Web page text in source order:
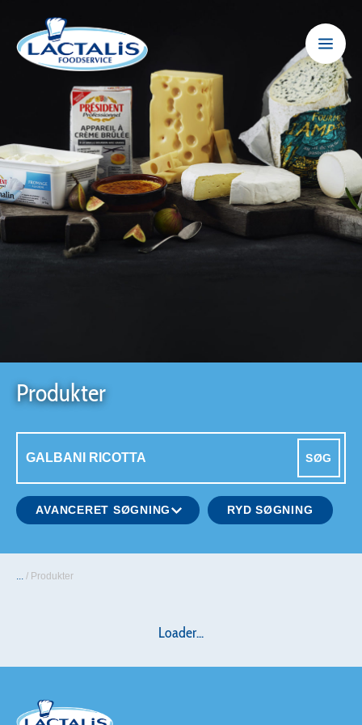
Produkter
SØG
AVANCERET SØGNING RYD SØGNING
... / Produkter
Loader...